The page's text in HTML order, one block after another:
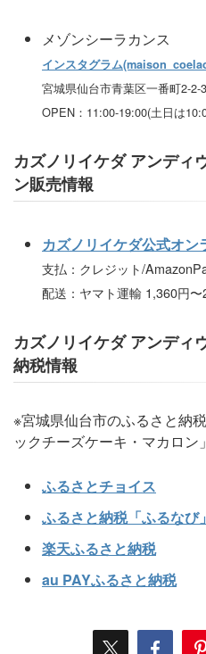
メゾンシーラカンス
インスタグラム
宮城県仙台市青葉区一番町2-2-
OPEN：11:00-19:00(土日は
カズノリイケダ アンディ
ン販売情報
カズノリイケダ公式オン
支払：クレジット/
配送：ヤマト運輸 1,360円
カズノリイケダ アンディ
納税情報
※宮城県仙台市のふるさと納
ックチーズケーキ・マカロン
ふるさとチョイス
ふるさと納税「ふるなび」
楽天ふるさと納税
au PAYふるさと納税